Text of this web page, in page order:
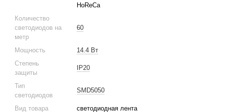
HoReCa
Количество
светодиодов на
метр
60
Мощность
14.4 Вт
Степень
защиты
IP20
Тип
светодиодов
SMD5050
Вид товара светодиодная лента